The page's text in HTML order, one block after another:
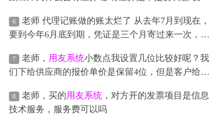
6
老师 代理记账做的账太烂了 从去年7月到现在，
要到今年6月底到期，凭证是三个月寄过来一次，如
友系统，但是如果我重新做 会不会跟他们上传的财
务报表不一致呢
7 老师， 用友系统小数点我设置几位比较好呢？我
们下给供应商的报价单价是保留4位，但是客户给我
8 老师，买的用友系统，对方开的发票项目是信息
技术服务，服务费可以吗